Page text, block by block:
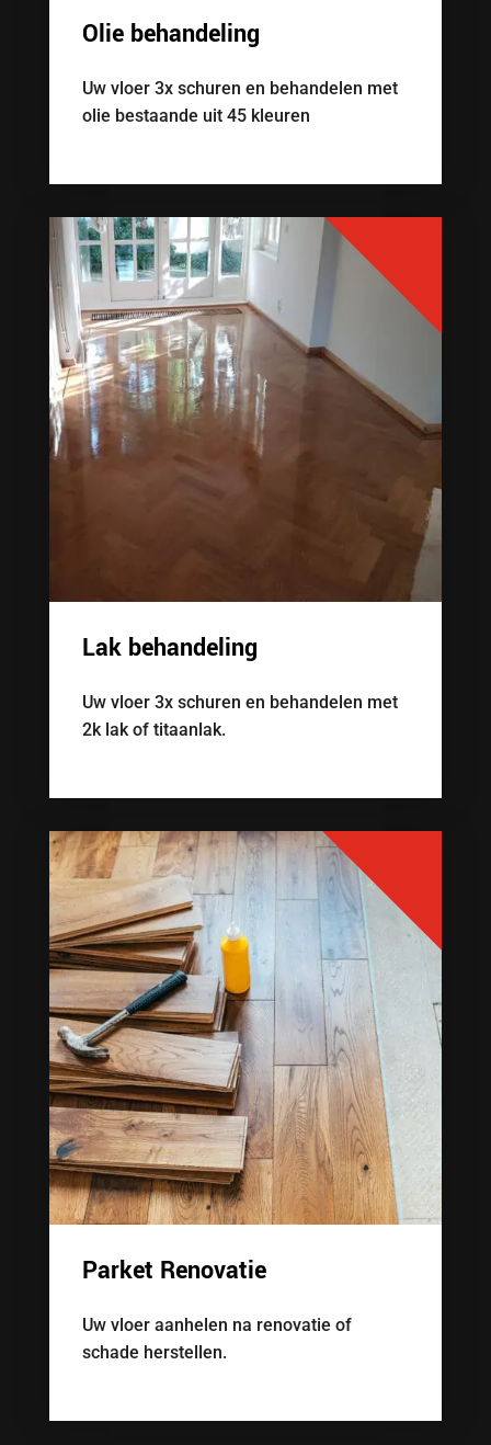
Olie behandeling
Uw vloer 3x schuren en behandelen met
olie bestaande uit 45 kleuren
Lak behandeling
Uw vloer 3x schuren en behandelen met
2k lak of titaanlak.
Parket Renovatie
Uw vloer aanhelen na renovatie of
schade herstellen.